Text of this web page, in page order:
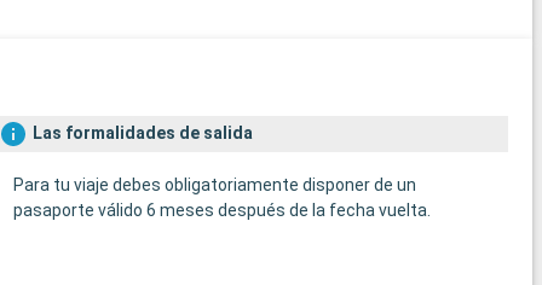
Las formalidades de salida
Para tu viaje debes obligatoriamente disponer de un
pasaporte válido 6 meses después de la fecha vuelta.